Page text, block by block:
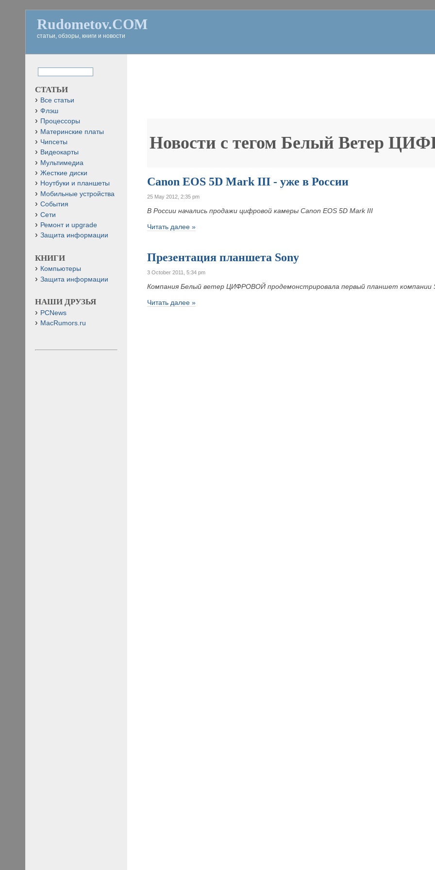
Rudometov.COM
статьи, обзоры, книги и новости
Новости с тегомБелый Ветер
Canon EOS 5D Mark III - уже в России
25 May 2012, 2:35 pm
В России начались продажи цифровой камеры Canon EOS 5D Mark III
Читать далее »
Презентация планшета Sony
3 October 2011, 5:34 pm
Компания Белый ветер ЦИФРОВОЙ продемонстрировала первый планшет компании
Читать далее »
СТАТЬИ
Все статьи
Флэш
Процессоры
Материнские платы
Чипсеты
Видеокарты
Мультимедиа
Жесткие диски
Ноутбуки и планшеты
Мобильные устройства
События
Сети
Ремонт и upgrade
Защита информации
КНИГИ
Компьютеры
Защита информации
НАШИ ДРУЗЬЯ
PCNews
MacRumors.ru